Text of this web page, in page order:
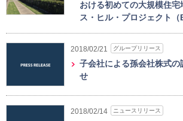
おける初めての大規模住宅
ス・ヒル・プロジェクト
2018/02/21 グループリリース
子会社による孫会社株式の
せ
2018/02/14 ニュースリリース